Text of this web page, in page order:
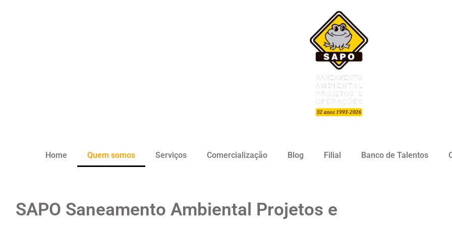
Home Quem somos Serviços Comercialização Blog Filial Banco de Talentos
SAPO Saneamento Ambiental Projetos e